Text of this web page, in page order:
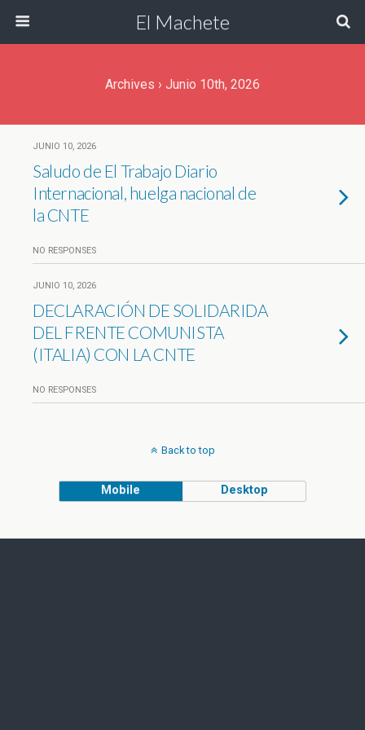
El Machete
Archives › Junio 10th, 2026
JUNIO 10, 2026
Saludo de El Trabajo Diario
Internacional, huelga nacional de
la CNTE
NO RESPONSES
JUNIO 10, 2026
DECLARACIÓN DE SOLIDARIDA
DEL FRENTE COMUNISTA
(ITALIA) CON LA CNTE
NO RESPONSES
Back to top
Mobile Desktop